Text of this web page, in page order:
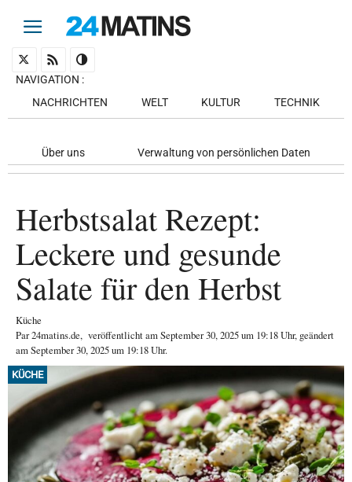
NAVIGATION :
NACHRICHTEN
WELT KULTUR TECHNIK
Über uns Verwaltung von persönlichen Daten
Herbstsalat Rezept:
Leckere und gesunde
Salate für den Herbst
Küche
Par24matins.de, veröffentlicht amSeptember 30, 2025um 19:18 Uhr, geändert
am September 30, 2025 um 19:18 Uhr.
KÜCHE